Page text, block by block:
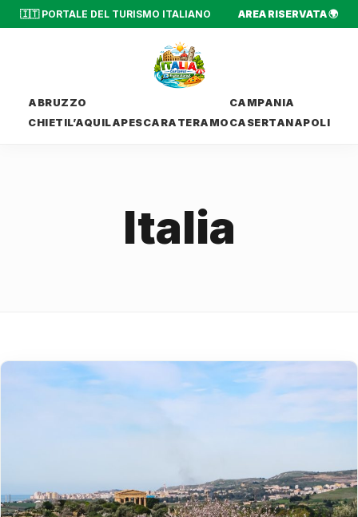
🇮🇹 PORTALE DEL TURISMO ITALIANO AREA RISERVATA 🌍
ABRUZZO
CHIETIL’AQUILAPESCARA TERAMO
CAMPANIA
CASERTANAPOLI
Italia